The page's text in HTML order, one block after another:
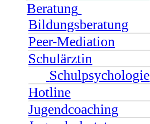
Beratung
Bildungsberatung
Peer-Mediation
Schulärztin
Schulpsychologie
Hotline
Jugendcoaching